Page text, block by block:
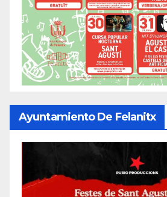
Ayuntamiento De Felanitx